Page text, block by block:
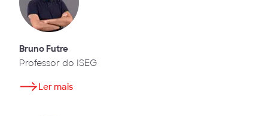
Bruno Futre
Professor do ISEG
Ler mais